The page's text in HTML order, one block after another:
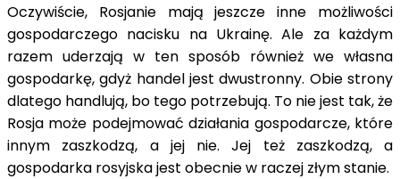
Oczywiście, Rosjanie mają jeszcze inne możliwości
gospodarczego nacisku na Ukrainę. Ale za każdym
razem uderzają w ten sposób również we własna
gospodarkę, gdyż handel jest dwustronny. Obie strony
dlatego handlują, bo tego potrzebują. To nie jest tak, że
Rosja może podejmować działania gospodarcze, które
innym zaszkodzą, a jej nie. Jej też zaszkodzą, a
gospodarka rosyjska jest obecnie w raczej złym stanie.